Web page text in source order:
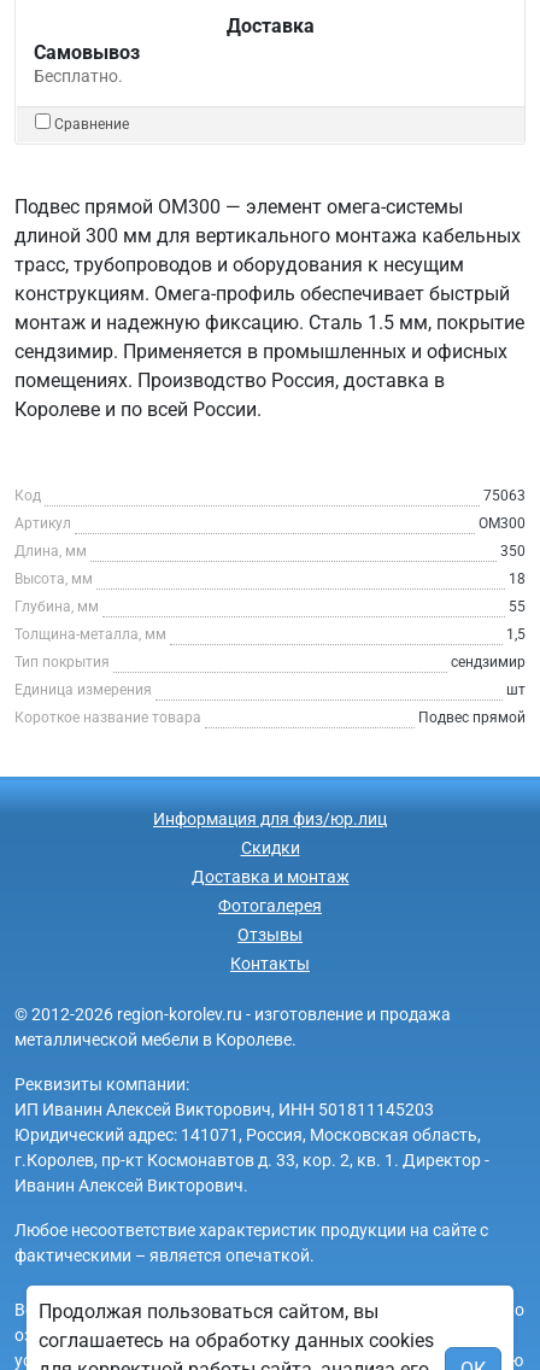
Доставка
Самовывоз
Бесплатно.
Сравнение
Подвес прямой ОМ300 — элемент омега-системы
длиной 300 мм для вертикального монтажа кабельных
трасс, трубопроводов и оборудования к несущим
конструкциям. Омега-профиль обеспечивает быстрый
монтаж и надежную фиксацию. Сталь 1.5 мм, покрытие
сендзимир. Применяется в промышленных и офисных
помещениях. Производство Россия, доставка в
Королеве и по всей России.
Код
75063
Артикул
ОМ300
Длина, мм
350
Высота, мм
18
Глубина, мм
55
Толщина-металла, мм
1,5
Тип покрытия
сендзимир
Единица измерения
шт
Короткое название товара
Подвес прямой
Информация для физ/юр.лиц
Скидки
Доставка и монтаж
Фотогалерея
Отзывы
Контакты
© 2012-2026 region-korolev.ru - изготовление и продажа
металлической мебели в Королеве.
Реквизиты компании:
ИП Иванин Алексей Викторович, ИНН 501811145203
Юридический адрес: 141071, Россия, Московская область,
г.Королев, пр-кт Космонавтов д. 33, кор. 2, кв. 1. Директор -
Иванин Алексей Викторович.
Любое несоответствие характеристик продукции на сайте с
фактическими – является опечаткой.
Вся информация на сайте region-korolev.ru носит исключительно
ознакомительный и справочный характер и ни при каких
условиях не является публичной офертой. Всю дополнительную
Продолжая пользоваться сайтом, вы
соглашаетесь на обработку данных cookies